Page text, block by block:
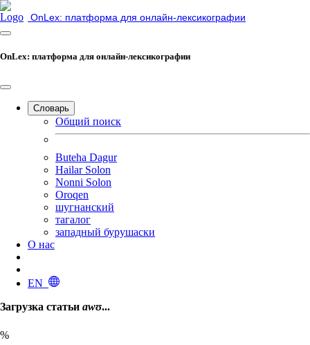
OnLex: платформа для онлайн-лексикографии
OnLex: платформа для онлайн-лексикографии
Словарь
Общий поиск
Buteha Dagur
Hailar Solon
Nonni Solon
Oroqen
шугнанский
тагалог
западный бурушаски
О нас
EN
Загрузка статьи awʊ...
%